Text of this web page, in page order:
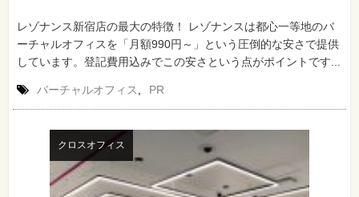
レゾナンス新宿店の最大の特徴！ レゾナンスは都心一等地のバ
ーチャルオフィスを「月額990円～」という圧倒的な安さで提供
しています。登記費用込みでこの安さという点がポイントです...
バーチャルオフィス, PR
クロスオフィス